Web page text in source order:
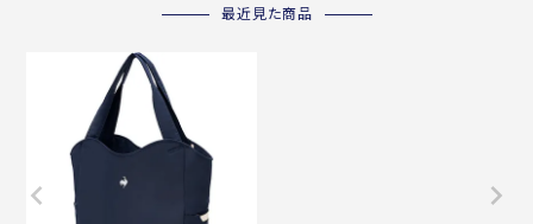
最近見た商品